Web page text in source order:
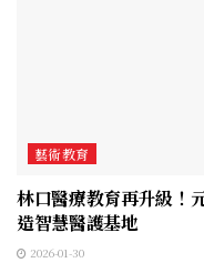
藝術教育
林口醫療教育再升級！
造智慧醫護基地
2026-01-30